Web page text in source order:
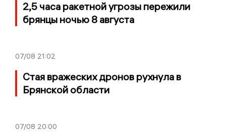
2,5 часа ракетной угрозы пережили
брянцы ночью 8 августа
07/08 21:02
Стая вражеских дронов рухнула в
Брянской области
07/08 20:00